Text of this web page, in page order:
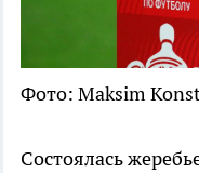
Фото: Maksim
Состоялась